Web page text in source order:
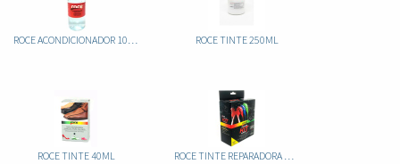
ROCE ACONDICIONADOR 100ML ROCE TINTE 250ML
ROCE TINTE 40ML ROCE TINTE REPARADORA KIT MOTERO